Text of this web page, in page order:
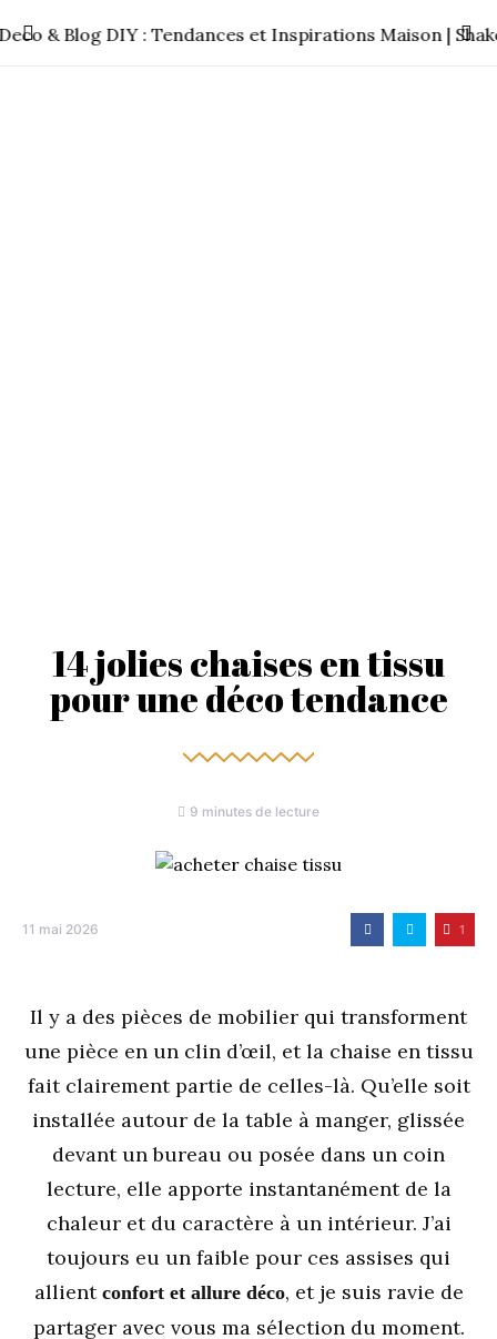
14 jolies chaises en tissu
pour une déco tendance
9 minutes de lecture
11 mai 2026 1
Il y a des pièces de mobilier qui transforment
une pièce en un clin d’œil, et la chaise en tissu
fait clairement partie de celles-là. Qu’elle soit
installée autour de la table à manger, glissée
devant un bureau ou posée dans un coin
lecture, elle apporte instantanément de la
chaleur et du caractère à un intérieur. J’ai
toujours eu un faible pour ces assises qui
allient confort et allure déco, et je suis ravie de
partager avec vous ma sélection du moment.